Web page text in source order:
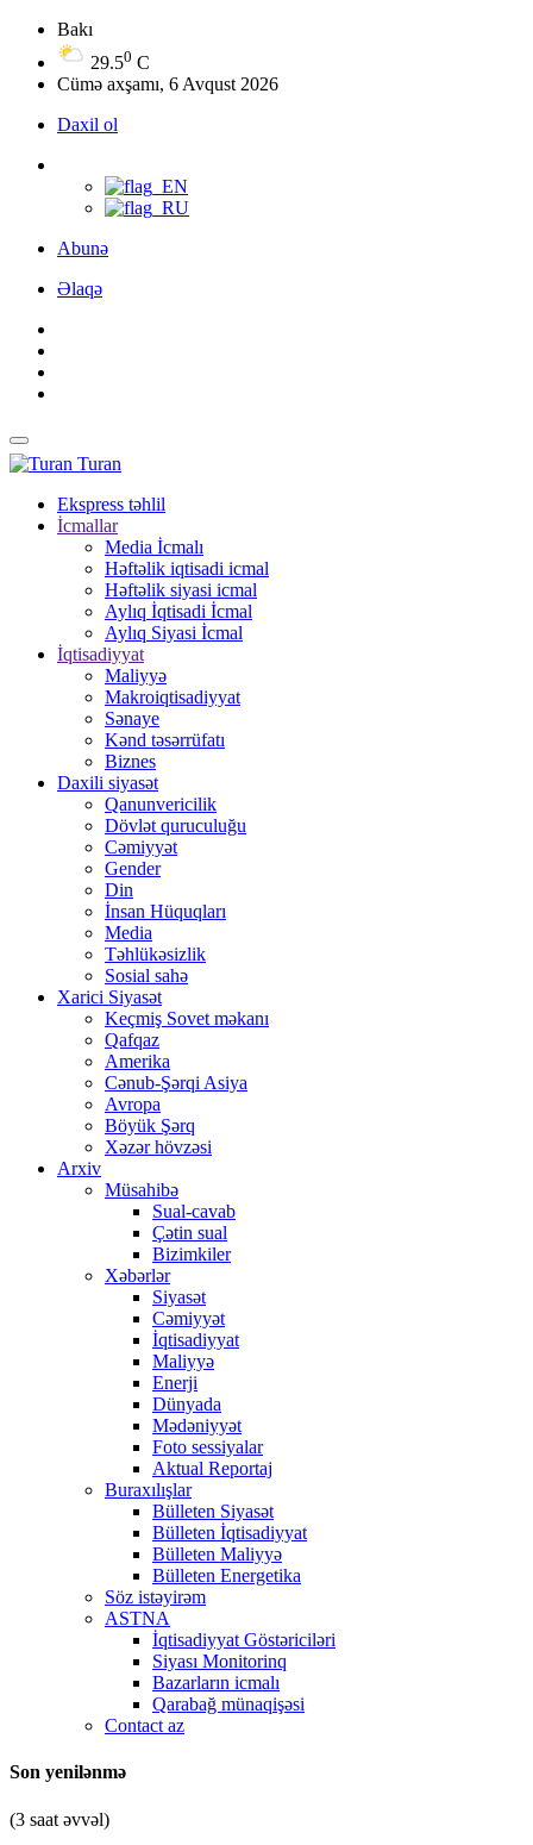
Bakı
29.50 C
Cümə axşamı, 6 Avqust 2026
Daxil ol
Abunə
Əlaqə
Turan
Ekspress təhlil
İcmallar
Media İcmalı
Həftəlik iqtisadi icmal
Həftəlik siyasi icmal
Aylıq İqtisadi İcmal
Aylıq Siyasi İcmal
İqtisadiyyat
Maliyyə
Makroiqtisadiyyat
Sənaye
Kənd təsərrüfatı
Biznes
Daxili siyasət
Qanunvericilik
Dövlət quruculuğu
Cəmiyyət
Gender
Din
İnsan Hüquqları
Media
Təhlükəsizlik
Sosial sahə
Xarici Siyasət
Keçmiş Sovet məkanı
Qafqaz
Amerika
Cənub-Şərqi Asiya
Avropa
Böyük Şərq
Xəzər hövzəsi
Arxiv
Müsahibə
Sual-cavab
Çətin sual
Bizimkiler
Xəbərlər
Siyasət
Cəmiyyət
İqtisadiyyat
Maliyyə
Enerji
Dünyada
Mədəniyyət
Foto sessiyalar
Aktual Reportaj
Buraxılışlar
Bülleten Siyasət
Bülleten İqtisadiyyat
Bülleten Maliyyə
Bülleten Energetika
Söz istəyirəm
ASTNA
İqtisadiyyat Göstəriciləri
Siyası Monitorinq
Bazarların icmalı
Qarabağ münaqişəsi
Contact az
Son yenilənmə
(3 saat əvvəl)